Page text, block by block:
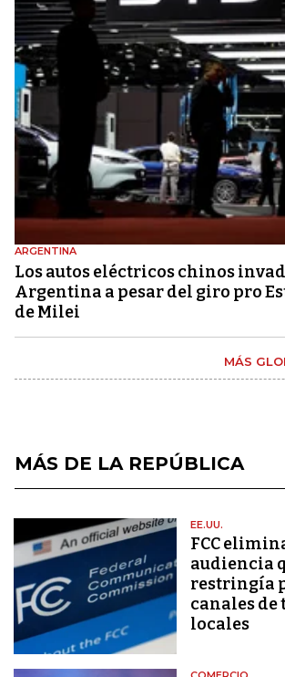
ARGENTINA
Los autos eléctricos chinos
Argentina a pesar del giro pro
de Milei
MÁS
MÁS DE LA REPÚBLICA
EE.UU.
FCC
audiencia
restringía
canales
locales